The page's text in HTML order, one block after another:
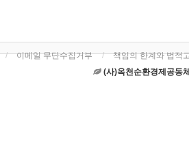
이메일 무단수집거부 책임의 한계와 법적
(사)옥천순환경제공동